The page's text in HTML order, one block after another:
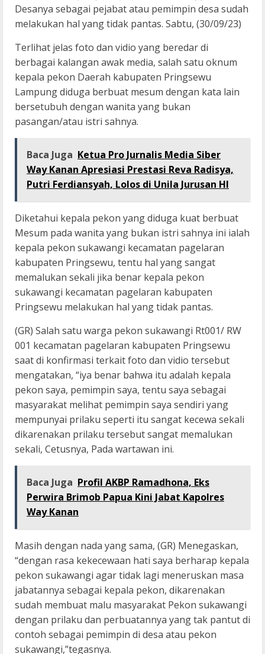
Desanya sebagai pejabat atau pemimpin desa sudah
melakukan hal yang tidak pantas. Sabtu, (30/09/23)
Terlihat jelas foto dan vidio yang beredar di
berbagai kalangan awak media, salah satu oknum
kepala pekon Daerah kabupaten Pringsewu
Lampung diduga berbuat mesum dengan kata lain
bersetubuh dengan wanita yang bukan
pasangan/atau istri sahnya.
Baca Juga Ketua Pro Jurnalis Media Siber
Way Kanan Apresiasi Prestasi Reva Radisya,
Putri Ferdiansyah, Lolos di Unila Jurusan HI
Diketahui kepala pekon yang diduga kuat berbuat
Mesum pada wanita yang bukan istri sahnya ini ialah
kepala pekon sukawangi kecamatan pagelaran
kabupaten Pringsewu, tentu hal yang sangat
memalukan sekali jika benar kepala pekon
sukawangi kecamatan pagelaran kabupaten
Pringsewu melakukan hal yang tidak pantas.
(GR) Salah satu warga pekon sukawangi Rt001/ RW
001 kecamatan pagelaran kabupaten Pringsewu
saat di konfirmasi terkait foto dan vidio tersebut
mengatakan, “iya benar bahwa itu adalah kepala
pekon saya, pemimpin saya, tentu saya sebagai
masyarakat melihat pemimpin saya sendiri yang
mempunyai prilaku seperti itu sangat kecewa sekali
dikarenakan prilaku tersebut sangat memalukan
sekali, Cetusnya, Pada wartawan ini.
Baca Juga Profil AKBP Ramadhona, Eks
Perwira Brimob Papua Kini Jabat Kapolres
Way Kanan
Masih dengan nada yang sama, (GR) Menegaskan,
“dengan rasa kekecewaan hati saya berharap kepala
pekon sukawangi agar tidak lagi meneruskan masa
jabatannya sebagai kepala pekon, dikarenakan
sudah membuat malu masyarakat Pekon sukawangi
dengan prilaku dan perbuatannya yang tak pantut di
contoh sebagai pemimpin di desa atau pekon
sukawangi,”tegasnya.